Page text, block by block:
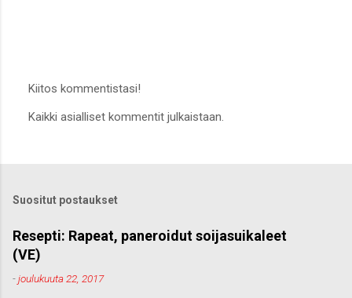
ä
o
m
e
n
t
Kiitos kommentistasi!
Kaikki asialliset kommentit julkaistaan.
Suositut postaukset
Resepti: Rapeat, paneroidut soijasuikaleet
(VE)
-joulukuuta 22, 2017